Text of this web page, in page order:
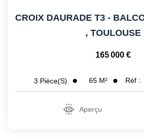
, TOULOUSE
165 000 €
3 Pièce(s) 65 M² Réf :
Aperçu